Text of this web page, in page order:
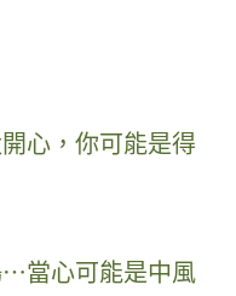
心，你可能是得
⋯當心可能是中風